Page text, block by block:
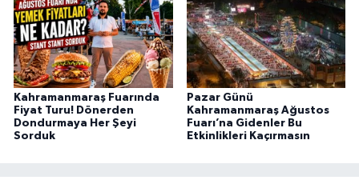
Kahramanmaraş Fuarında
Fiyat Turu! Dönerden
Dondurmaya Her Şeyi
Sorduk
Pazar Günü
Kahramanmaraş Ağustos
Fuarı’na Gidenler Bu
Etkinlikleri Kaçırmasın